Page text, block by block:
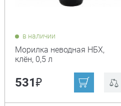
в наличии
Морилка неводная НБХ,
клён, 0,5 л
531₽